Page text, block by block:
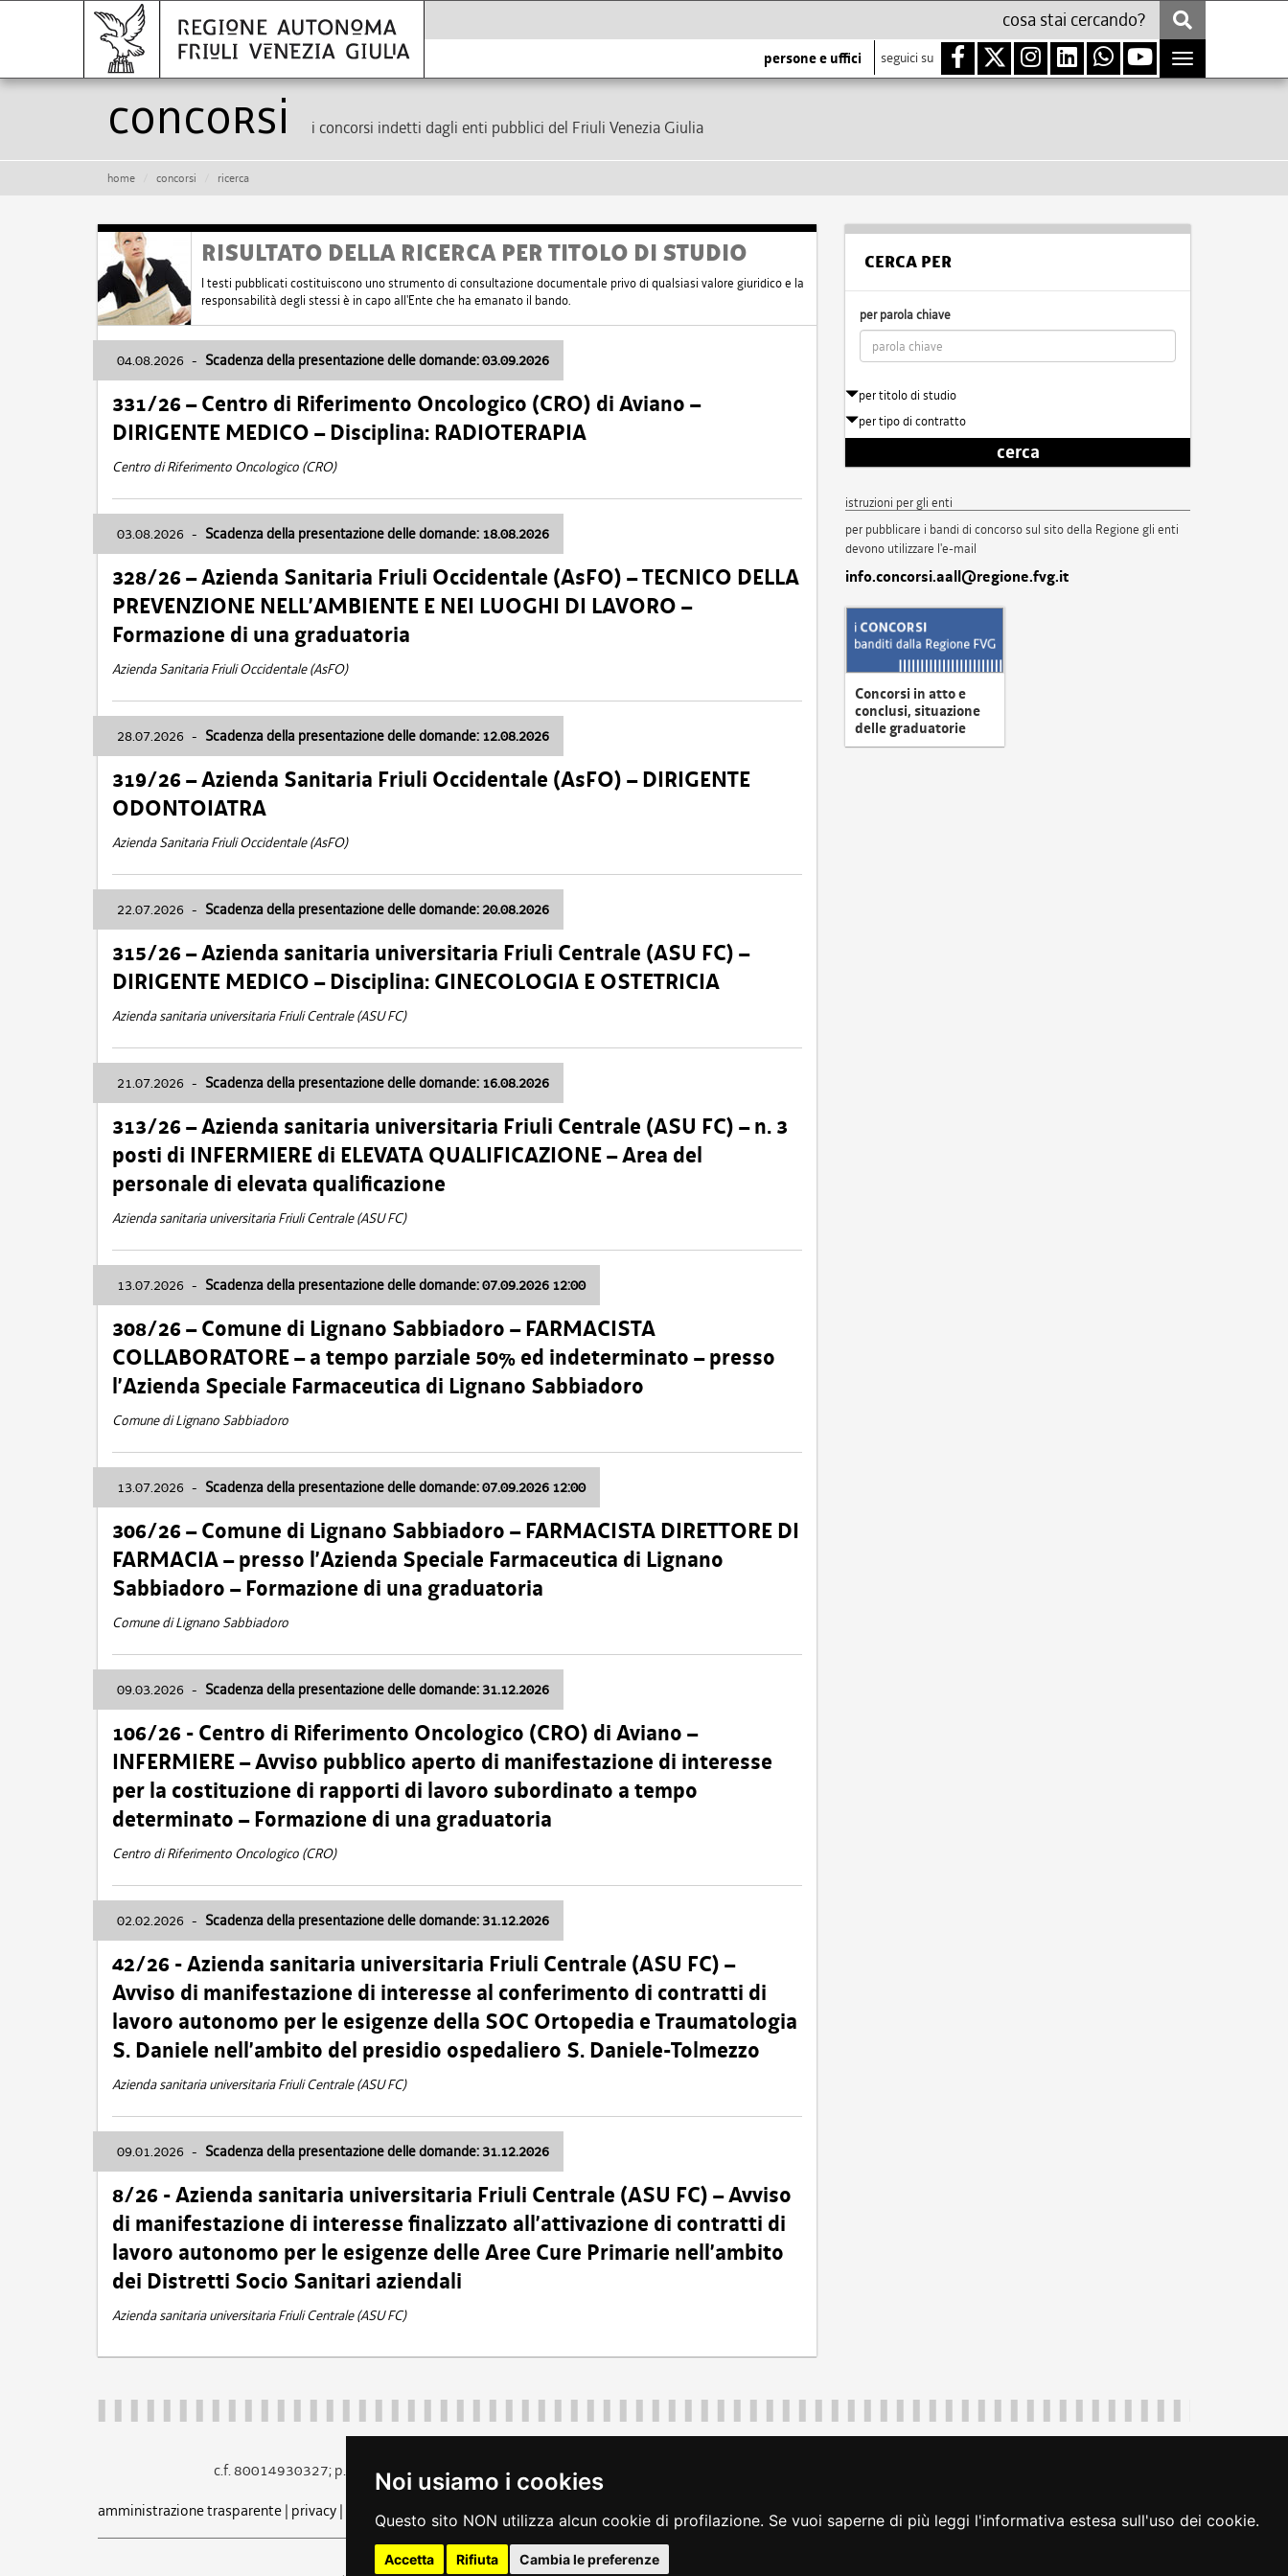
Noi usiamo i cookies
Questo sito NON utilizza alcun cookie di profilazione. Se vuoi saperne di più leggi l'informativa estesa sull'uso dei cookie.
Accetta Rifiuta Cambia le preferenze
persone e uffici seguici su
Toggle
navigation
Concorsi i concorsi indetti dagli enti pubblici del Friuli Venezia Giulia
home concorsi ricerca
RISULTATO DELLA RICERCA PER TITOLO DI STUDIO
I testi pubblicati costituiscono uno strumento di consultazione documentale privo di qualsiasi valore giuridico e la
responsabilità degli stessi è in capo all'Ente che ha emanato il bando.
04.08.2026 - Scadenza della presentazione delle domande: 03.09.2026
331/26 – Centro di Riferimento Oncologico (CRO) di Aviano –
DIRIGENTE MEDICO – Disciplina: RADIOTERAPIA
Centro di Riferimento Oncologico (CRO)
03.08.2026 - Scadenza della presentazione delle domande: 18.08.2026
328/26 – Azienda Sanitaria Friuli Occidentale (AsFO) – TECNICO DELLA
PREVENZIONE NELL’AMBIENTE E NEI LUOGHI DI LAVORO –
Formazione di una graduatoria
Azienda Sanitaria Friuli Occidentale (AsFO)
28.07.2026 - Scadenza della presentazione delle domande: 12.08.2026
319/26 – Azienda Sanitaria Friuli Occidentale (AsFO) – DIRIGENTE
ODONTOIATRA
Azienda Sanitaria Friuli Occidentale (AsFO)
22.07.2026 - Scadenza della presentazione delle domande: 20.08.2026
315/26 – Azienda sanitaria universitaria Friuli Centrale (ASU FC) –
DIRIGENTE MEDICO – Disciplina: GINECOLOGIA E OSTETRICIA
Azienda sanitaria universitaria Friuli Centrale (ASU FC)
21.07.2026 - Scadenza della presentazione delle domande: 16.08.2026
313/26 – Azienda sanitaria universitaria Friuli Centrale (ASU FC) – n. 3
posti di INFERMIERE di ELEVATA QUALIFICAZIONE – Area del
personale di elevata qualificazione
Azienda sanitaria universitaria Friuli Centrale (ASU FC)
13.07.2026 - Scadenza della presentazione delle domande: 07.09.2026 12:00
308/26 – Comune di Lignano Sabbiadoro – FARMACISTA
COLLABORATORE – a tempo parziale 50% ed indeterminato – presso
l’Azienda Speciale Farmaceutica di Lignano Sabbiadoro
Comune di Lignano Sabbiadoro
13.07.2026 - Scadenza della presentazione delle domande: 07.09.2026 12:00
306/26 – Comune di Lignano Sabbiadoro – FARMACISTA DIRETTORE DI
FARMACIA – presso l’Azienda Speciale Farmaceutica di Lignano
Sabbiadoro – Formazione di una graduatoria
Comune di Lignano Sabbiadoro
09.03.2026 - Scadenza della presentazione delle domande: 31.12.2026
106/26 - Centro di Riferimento Oncologico (CRO) di Aviano –
INFERMIERE – Avviso pubblico aperto di manifestazione di interesse
per la costituzione di rapporti di lavoro subordinato a tempo
determinato – Formazione di una graduatoria
Centro di Riferimento Oncologico (CRO)
02.02.2026 - Scadenza della presentazione delle domande: 31.12.2026
42/26 - Azienda sanitaria universitaria Friuli Centrale (ASU FC) –
Avviso di manifestazione di interesse al conferimento di contratti di
lavoro autonomo per le esigenze della SOC Ortopedia e Traumatologia
S. Daniele nell’ambito del presidio ospedaliero S. Daniele-Tolmezzo
Azienda sanitaria universitaria Friuli Centrale (ASU FC)
09.01.2026 - Scadenza della presentazione delle domande: 31.12.2026
8/26 - Azienda sanitaria universitaria Friuli Centrale (ASU FC) – Avviso
di manifestazione di interesse finalizzato all’attivazione di contratti di
lavoro autonomo per le esigenze delle Aree Cure Primarie nell’ambito
dei Distretti Socio Sanitari aziendali
Azienda sanitaria universitaria Friuli Centrale (ASU FC)
CERCA PER
per parola chiave
per titolo di studio
per tipo di contratto
cerca
istruzioni per gli enti
per pubblicare i bandi di concorso sul sito della Regione gli enti
devono utilizzare l'e-mail
info.concorsi.aall@regione.fvg.it
Concorsi in atto e
conclusi, situazione
delle graduatorie
c.f. 80014930327; p.iva 00526040324
piazza Unità d'Italia 1 Trieste
amministrazione trasparente| privacy| cookie note legali | accessibilità rss dichiarazione di accessibilità feedback cambio preferenze cookie loginFVG